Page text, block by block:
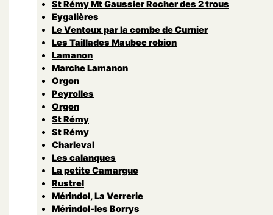
St Rémy Mt Gaussier Rocher des 2 trous
Eygalières
Le Ventoux par la combe de Curnier
Les Taillades Maubec robion
Lamanon
Marche Lamanon
Orgon
Peyrolles
Orgon
St Rémy
St Rémy
Charleval
Les calanques
La petite Camargue
Rustrel
Mérindol, La Verrerie
Mérindol-les Borrys